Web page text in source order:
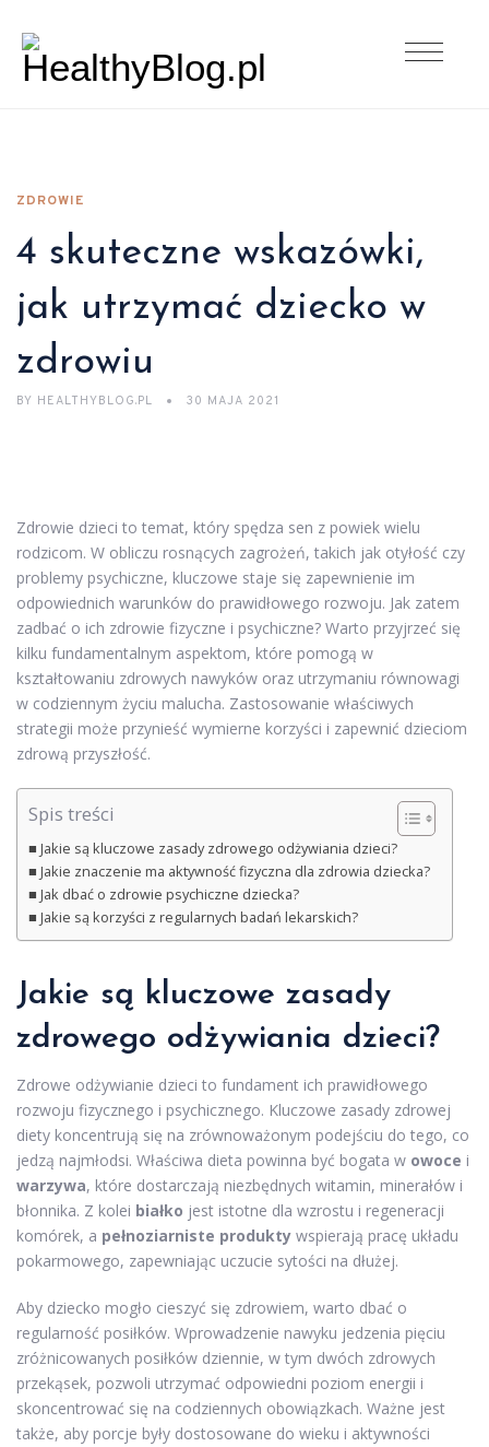
ZDROWIE
4 skuteczne wskazówki,
jak utrzymać dziecko w
zdrowiu
BY HEALTHYBLOG.PL 30 MAJA 2021
Zdrowie dzieci to temat, który spędza sen z powiek wielu
rodzicom. W obliczu rosnących zagrożeń, takich jak otyłość czy
problemy psychiczne, kluczowe staje się zapewnienie im
odpowiednich warunków do prawidłowego rozwoju. Jak zatem
zadbać o ich zdrowie fizyczne i psychiczne? Warto przyjrzeć się
kilku fundamentalnym aspektom, które pomogą w
kształtowaniu zdrowych nawyków oraz utrzymaniu równowagi
w codziennym życiu malucha. Zastosowanie właściwych
strategii może przynieść wymierne korzyści i zapewnić dzieciom
zdrową przyszłość.
Spis treści
Jakie są kluczowe zasady zdrowego odżywiania dzieci?
Jakie znaczenie ma aktywność fizyczna dla zdrowia dziecka?
Jak dbać o zdrowie psychiczne dziecka?
Jakie są korzyści z regularnych badań lekarskich?
Jakie są kluczowe zasady
zdrowego odżywiania dzieci?
Zdrowe odżywianie dzieci to fundament ich prawidłowego
rozwoju fizycznego i psychicznego. Kluczowe zasady zdrowej
diety koncentrują się na zrównoważonym podejściu do tego, co
jedzą najmłodsi. Właściwa dieta powinna być bogata w owoce i
warzywa, które dostarczają niezbędnych witamin, minerałów i
błonnika. Z kolei białko jest istotne dla wzrostu i regeneracji
komórek, a pełnoziarniste produkty wspierają pracę układu
pokarmowego, zapewniając uczucie sytości na dłużej.
Aby dziecko mogło cieszyć się zdrowiem, warto dbać o
regularność posiłków. Wprowadzenie nawyku jedzenia pięciu
zróżnicowanych posiłków dziennie, w tym dwóch zdrowych
przekąsek, pozwoli utrzymać odpowiedni poziom energii i
skoncentrować się na codziennych obowiązkach. Ważne jest
także, aby porcje były dostosowane do wieku i aktywności